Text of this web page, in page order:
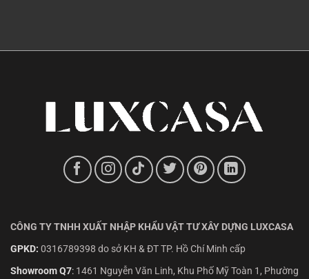
CÔNG TY TNHH XUẤT NHẬP KHẨU VẬT TƯ XÂY DỰNG LUXCASA
GPKD: 0316789398 do sở KH & ĐT TP. Hồ Chí Minh cấp
Showroom Q7: 1461 Nguyễn Văn Linh, Khu Phố Mỹ Toàn 1, Phường